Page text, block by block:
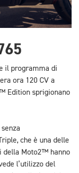
il programma di
ora 120 CV a
Edition sprigionano
che è una delle
della Moto2™ hanno
l’utilizzo del